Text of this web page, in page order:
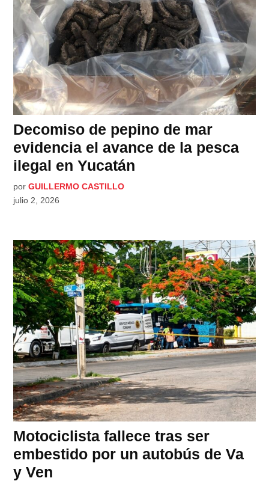
Decomiso de pepino de mar
evidencia el avance de la pesca
ilegal en Yucatán
por GUILLERMO CASTILLO
julio 2, 2026
Motociclista fallece tras ser
embestido por un autobús de Va
y Ven